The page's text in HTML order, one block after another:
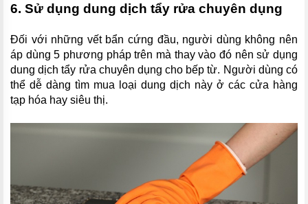
6. Sử dụng dung dịch tẩy rửa chuyên dụng
Đối với những vết bẩn cứng đầu, người dùng không nên
áp dùng 5 phương pháp trên mà thay vào đó nên sử dụng
dung dịch tẩy rửa chuyên dụng cho bếp từ. Người dùng có
thể dễ dàng tìm mua loại dung dịch này ở các cửa hàng
tạp hóa hay siêu thị.